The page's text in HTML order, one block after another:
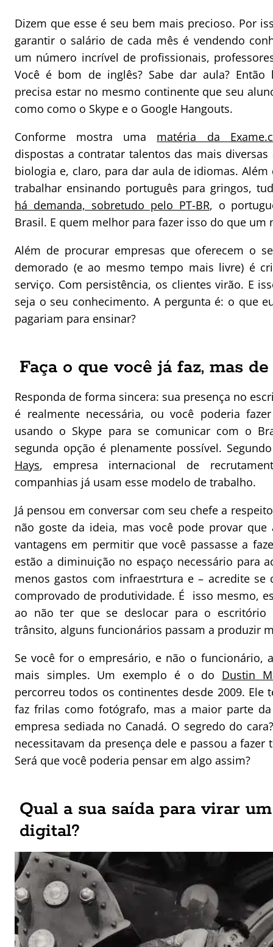
Dizem que esse é seu bem mais precioso. Por
garantir o salário de cada mês é vendendo
um número incrível de profissionais,
Você é bom de inglês? Sabe dar aula? Então
precisa estar no mesmo continente que seu
como como o Skype e o Google Hangouts.
Conforme mostra uma matéria da
dispostas a contratar talentos das mais
biologia e, claro, para dar aula de idiomas.
trabalhar ensinando português para gringos,
há demanda, sobretudo pelo PT-BR, o
Brasil. E quem melhor para fazer isso do que um
Além de procurar empresas que oferecem o
demorado (e ao mesmo tempo mais livre) é
serviço. Com persistência, os clientes virão. E
seja o seu conhecimento. A pergunta é: o que
pagariam para ensinar?
Faça o que você já faz, mas
Responda de forma sincera: sua presença no
é realmente necessária, ou você poderia
usando o Skype para se comunicar com o
segunda opção é plenamente possível.
Hays, empresa internacional de
companhias já usam esse modelo de trabalho.
Já pensou em conversar com seu chefe a
não goste da ideia, mas você pode provar que
vantagens em permitir que você passasse a
estão a diminuição no espaço necessário para
menos gastos com infraestrtura e – acredite
comprovado de produtividade. É isso mesmo,
ao não ter que se deslocar para o escritório
trânsito, alguns funcionários passam a produzir
Se você for o empresário, e não o funcionário,
mais simples. Um exemplo é o do Dustin
percorreu todos os continentes desde 2009. Ele
faz frilas como fotógrafo, mas a maior parte
empresa sediada no Canadá. O segredo do
necessitavam da presença dele e passou a
Será que você poderia pensar em algo assim?
Qual a sua saída para virar
digital?